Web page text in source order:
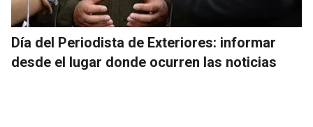
Día del Periodista de Exteriores: informar
desde el lugar donde ocurren las noticias